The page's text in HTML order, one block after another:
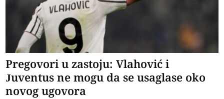
Pregovori u zastoju: Vlahović i
Juventus ne mogu da se usaglase oko
novog ugovora